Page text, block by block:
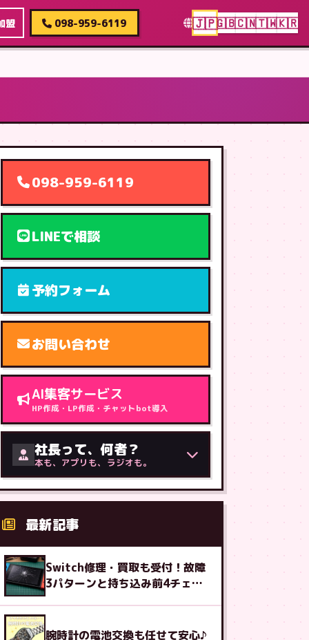
盟 098-959-6119 🇯🇵🇬🇧🇨🇳🇹🇼🇰🇷
098-959-6119
LINEで相談
予約フォーム
お問い合わせ
AI集客サービス
HP作成・LP作成・チャットbot導入
社長って、何者？
本も、アプリも、ラジオも。
最新記事
Switch修理・買取も受付！故障
3パターンと持ち込み前4チェッ
腕時計の電池交換も任せて安心♪